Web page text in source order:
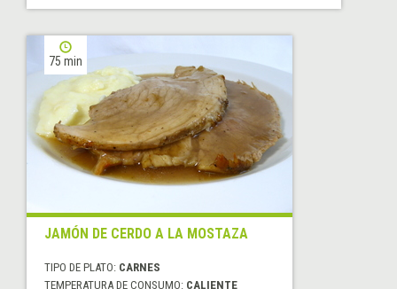
75 min
JAMÓN DE CERDO A LA MOSTAZA
TIPO DE PLATO: CARNES
TEMPERATURA DE CONSUMO: CALIENTE